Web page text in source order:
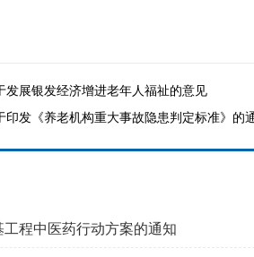
发展银发经济增进老年人福祉的意见
印发《养老机构重大事故隐患判定标准》的
程中医药行动方案的通知